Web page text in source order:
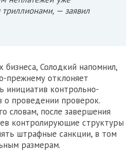
триллионами, — заявил
бизнеса, Солодкий напомнил,
прежнему отклоняет
инициатив контрольно-
о проведении проверок.
словам, после завершения
контролирующие структуры
штрафные санкции, в том
размерам.